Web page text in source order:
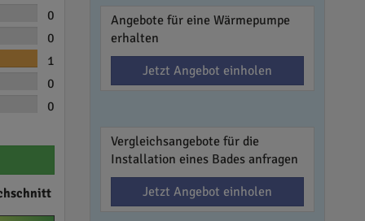
0
0
1
0
0
Angebote für eine Wärmepumpe
erhalten
Jetzt Angebot einholen
Vergleichsangebote für die
Installation eines Bades anfragen
Jetzt Angebot einholen